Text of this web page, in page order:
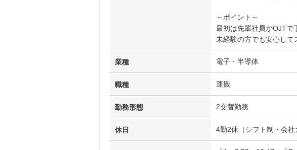
～ポイント～
最初は先輩社員がOJTで
未経験の方でも安心して
業種 電子・半導体
職種 運搬
勤務形態 2交替勤務
休日 4勤2休（シフト制・会社